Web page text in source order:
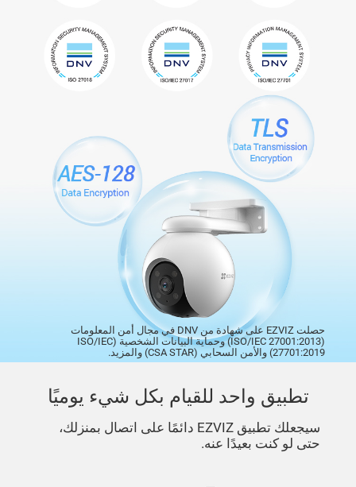
حصلت EZVIZ على شهادة من DNV في مجال أمن المعلومات
(ISO/IEC 27001:2013) وحماية البيانات الشخصية (ISO/IEC
27701:2019) والأمن السحابي (CSA STAR) والمزيد.
تطبيق واحد للقيام بكل شيء يوميًا
سيجعلك تطبيق EZVIZ دائمًا على اتصال بمنزلك،
حتى لو كنت بعيدًا عنه.